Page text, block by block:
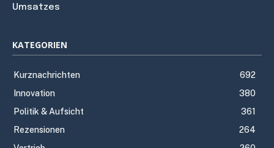
Umsatzes
KATEGORIEN
Kurznachrichten
692
Innovation
380
Politik & Aufsicht
361
Rezensionen
264